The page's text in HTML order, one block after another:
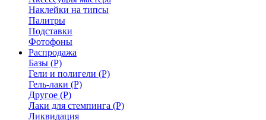
Наклейки на типсы
Палитры
Подставки
Фотофоны
Распродажа
Базы (Р)
Гели и полигели (Р)
Гель-лаки (Р)
Другое (Р)
Лаки для стемпинга (Р)
Ликвидация